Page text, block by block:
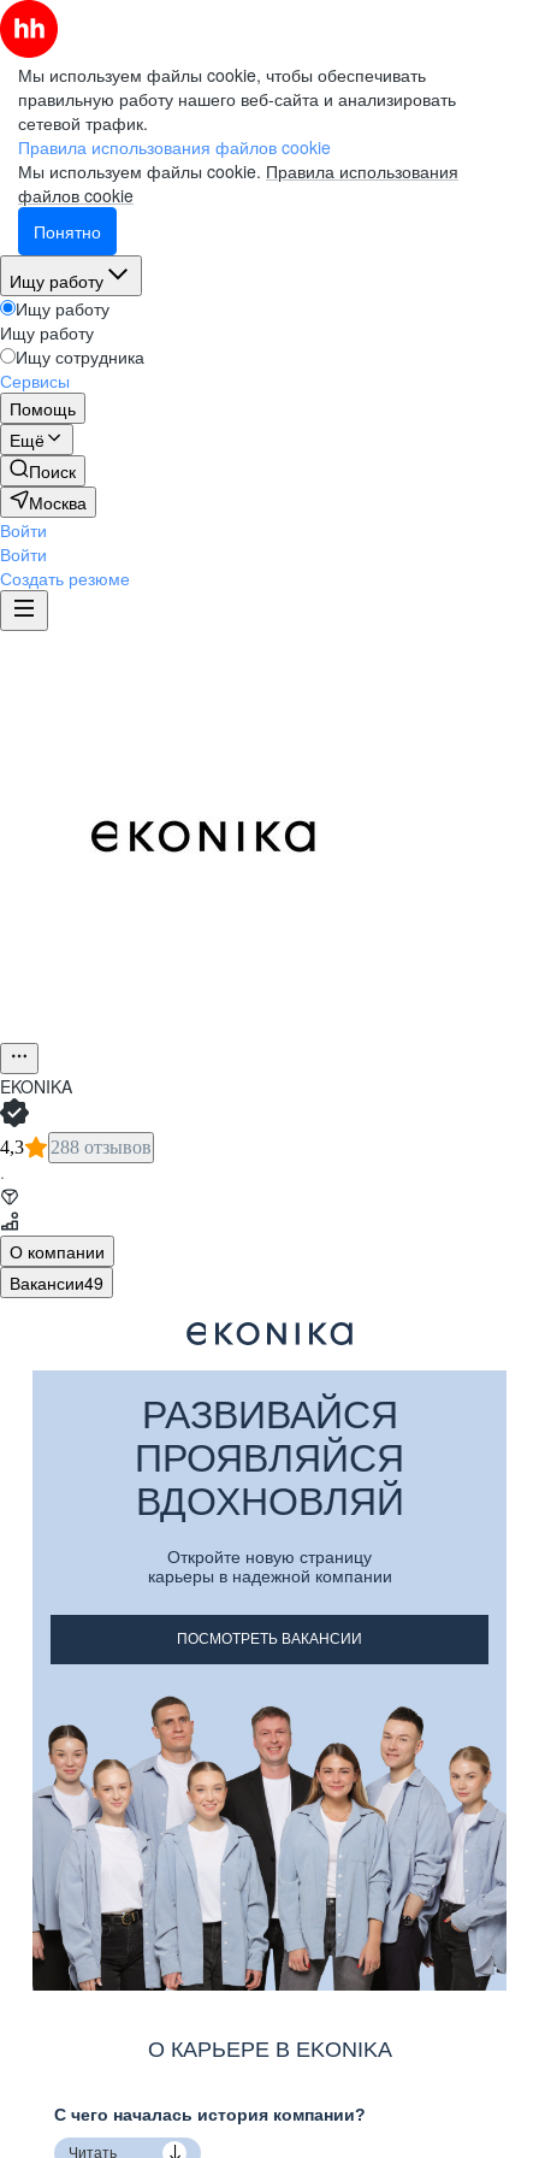
Мы используем файлы cookie, чтобы обеспечивать
правильную работу нашего веб-сайта и анализировать
сетевой трафик.
Правила использования файлов cookie
Мы используем файлы cookie. Правила использования
файлов cookie
Понятно
Ищу работу
Ищу работу
Ищу работу
Ищу сотрудника
Сервисы
Помощь
Ещё
Поиск
Москва
Войти
Войти
Создать резюме
EKONIKA
4,3 288 отзывов
·
О компании
Вакансии49
РАЗВИВАЙСЯ
ПРОЯВЛЯЙСЯ
ВДОХНОВЛЯЙ
Откройте новую страницу
карьеры в надежной компании
ПОСМОТРЕТЬ ВАКАНСИИ
О КАРЬЕРЕ В EKONIKA
С чего началась история компании?
Читать